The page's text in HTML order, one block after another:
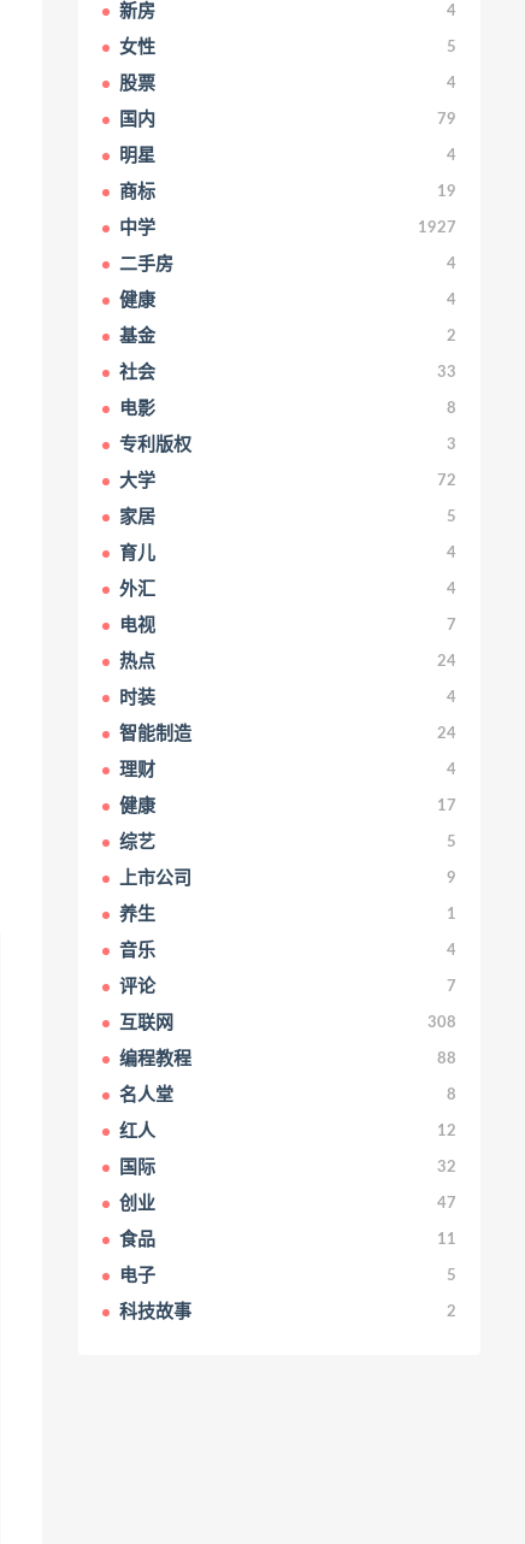
新房 4
女性 5
股票 4
国内 79
明星 4
商标 19
中学 1927
二手房 4
健康 4
基金 2
社会 33
电影 8
专利版权 3
大学 72
家居 5
育儿 4
外汇 4
电视 7
热点 24
时装 4
智能制造 24
理财 4
健康 17
综艺 5
上市公司 9
养生 1
音乐 4
评论 7
互联网 308
编程教程 88
名人堂 8
红人 12
国际 32
创业 47
食品 11
电子 5
科技故事 2